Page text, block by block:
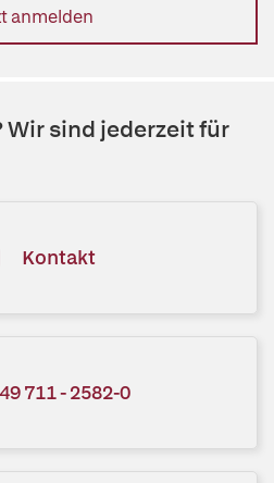
anmelden
Wir sind jederzeit für
Kontakt
711 - 2582-0